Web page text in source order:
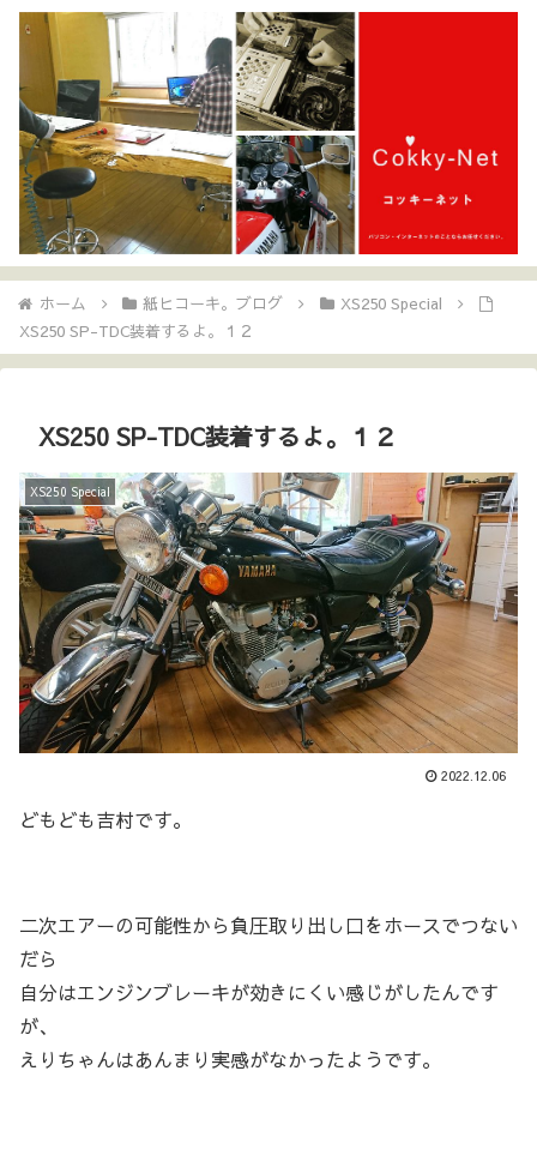
ホーム 紙ヒコーキ。ブログ
XS250 Special
XS250 SP-TDC装着するよ。１２
XS250 SP-TDC装着するよ。１２
XS250 Special
2022.12.06
どもども吉村です。
二次エアーの可能性から負圧取り出し口をホースでつない
だら
自分はエンジンブレーキが効きにくい感じがしたんです
が、
えりちゃんはあんまり実感がなかったようです。